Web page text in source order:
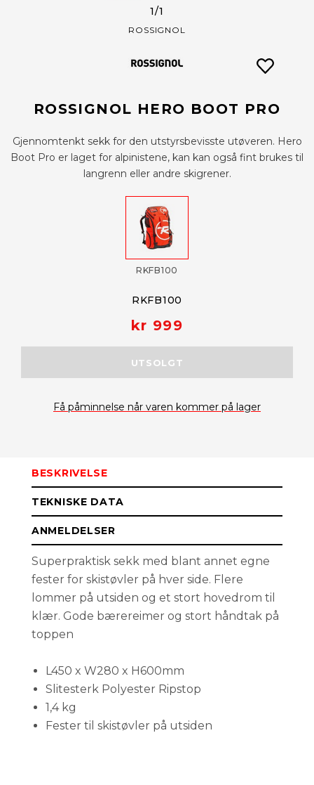
1/1
ROSSIGNOL
ROSSIGNOL HERO BOOT PRO
Gjennomtenkt sekk for den utstyrsbevisste utøveren. Hero
Boot Pro er laget for alpinistene, kan kan også fint brukes til
langrenn eller andre skigrener.
RKFB100
RKFB100
kr 999
UTSOLGT
Få påminnelse når varen kommer på lager
BESKRIVELSE
TEKNISKE DATA
ANMELDELSER
Superpraktisk sekk med blant annet egne
fester for skistøvler på hver side. Flere
lommer på utsiden og et stort hovedrom til
klær. Gode bærereimer og stort håndtak på
toppen
L450 x W280 x H600mm
Slitesterk Polyester Ripstop
1,4 kg
Fester til skistøvler på utsiden